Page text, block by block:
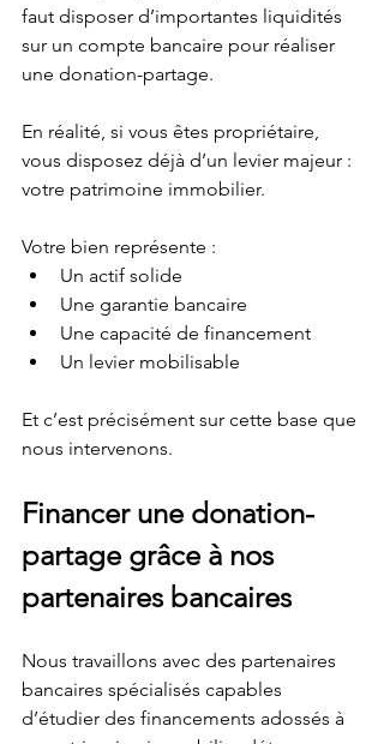
faut disposer d’importantes liquidités
sur un compte bancaire pour réaliser
une donation-partage.
En réalité, si vous êtes propriétaire,
vous disposez déjà d’un levier majeur :
votre patrimoine immobilier.
Votre bien représente :
Un actif solide
Une garantie bancaire
Une capacité de financement
Un levier mobilisable
Et c’est précisément sur cette base que
nous intervenons.
Financer une donation-
partage grâce à nos
partenaires bancaires
Nous travaillons avec des partenaires
bancaires spécialisés capables
d’étudier des financements adossés à